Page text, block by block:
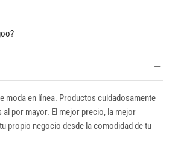
moda en línea. Productos cuidadosamente
por mayor. El mejor precio, la mejor
propio negocio desde la comodidad de tu